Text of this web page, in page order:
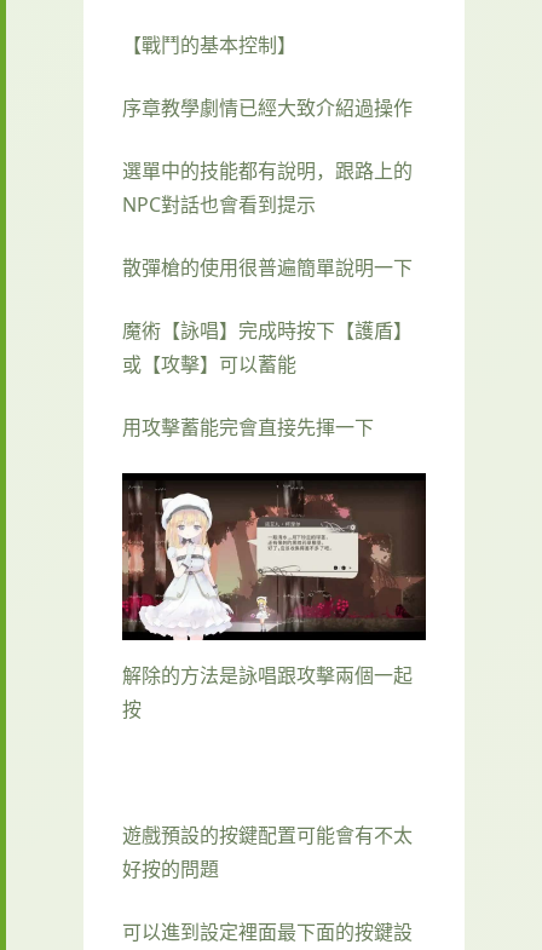
【戰鬥的基本控制】
序章教學劇情已經大致介紹過操作
選單中的技能都有說明，跟路上的
NPC對話也會看到提示
散彈槍的使用很普遍簡單說明一下
魔術【詠唱】完成時按下【護盾】
或【攻擊】可以蓄能
用攻擊蓄能完會直接先揮一下
解除的方法是詠唱跟攻擊兩個一起
按
遊戲預設的按鍵配置可能會有不太
好按的問題
可以進到設定裡面最下面的按鍵設